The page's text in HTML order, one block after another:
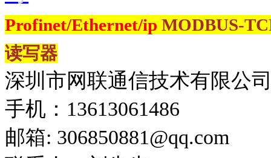
Profinet/Ethernet/ip MODBUS-
读写器
深圳市网联通信技术有限公
手机：13613061486
邮箱: 306850881​@qq.com